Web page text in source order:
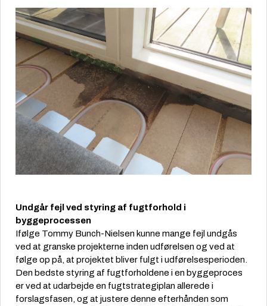
Undgår fejl ved styring af fugtforhold i
byggeprocessen
Ifølge Tommy Bunch-Nielsen kunne mange fejl undgås
ved at granske projekterne inden udførelsen og ved at
følge op på, at projektet bliver fulgt i udførelsesperioden.
Den bedste styring af fugtforholdene i en byggeproces
er ved at udarbejde en fugtstrategiplan allerede i
forslagsfasen, og at justere denne efterhånden som